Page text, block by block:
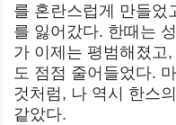
를 혼란스럽게 만들었
를 잃어갔다. 한때는
가 이제는 평범해졌고
도 점점 줄어들었다.
것처럼, 나 역시 한스
같았다.